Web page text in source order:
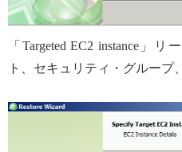
「Targeted EC2 instance」
ト、セキュリティ・グループ